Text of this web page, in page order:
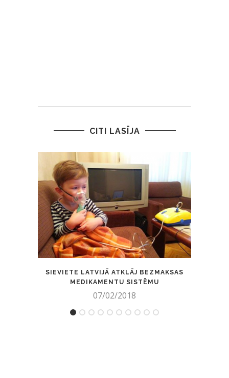
CITI LASĪJA
SIEVIETE LATVIJĀ ATKLĀJ BEZMAKSAS
MEDIKAMENTU SISTĒMU
07/02/2018